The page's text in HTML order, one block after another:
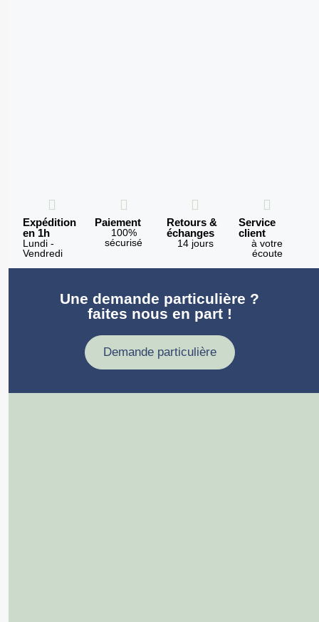
Expédition
en 1h
Lundi -
Vendredi
Paiement
100%
sécurisé
Retours &
échanges
14 jours
Service
client
à votre
écoute
Une demande particulière ?
faites nous en part !
Demande particulière